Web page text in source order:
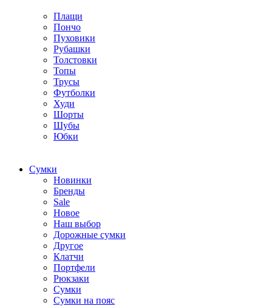
Плащи
Пончо
Пуховики
Рубашки
Толстовки
Топы
Трусы
Футболки
Худи
Шорты
Шубы
Юбки
Cумки
Новинки
Бренды
Sale
Новое
Наш выбор
Дорожные сумки
Другое
Клатчи
Портфели
Рюкзаки
Сумки
Сумки на пояс